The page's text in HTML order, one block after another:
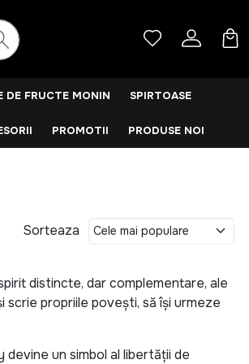
DE FRUCTE MONIN SPIRTOASE
PROMOTII PRODUSE NOI
Sorteaza
distincte, dar complementare, ale
scrie propriile povești, să își urmeze
un simbol al libertății de